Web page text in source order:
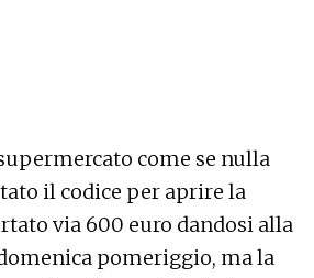
come se nulla
il codice per aprire la
via 600 euro dandosi alla
pomeriggio, ma la